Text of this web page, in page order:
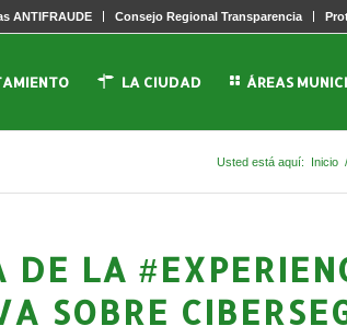
ANTIFRAUDE Consejo Regional Transparencia
LA CIUDAD ÁREAS
Usted está aquí: Inicio /
DE LA
SOBRE